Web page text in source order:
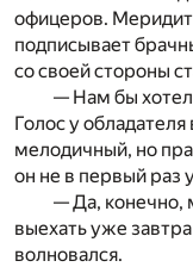
офицеров. Меридит
подписывает
со своей стороны
— Нам бы
Голос у
мелодичный, но
он не в первый раз
— Да, конечно,
выехать уже
волновался.